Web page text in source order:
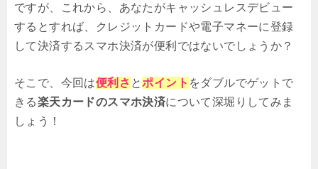
ですが、これから、あなたがキャッシュレスデビュー
するとすれば、クレジットカードや電子マネーに登録
して決済するスマホ決済が便利ではないでしょうか？
そこで、今回は便利さ とポイント をダブルでゲットで
きる楽天カードのスマホ決済について深堀りしてみま
しょう！